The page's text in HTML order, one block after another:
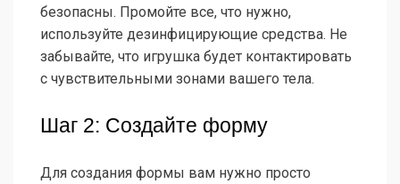
безопасны. Промойте все, что нужно,
используйте дезинфицирующие средства. Не
забывайте, что игрушка будет контактировать
с чувствительными зонами вашего тела.
Шаг 2: Создайте форму
Для создания формы вам нужно просто